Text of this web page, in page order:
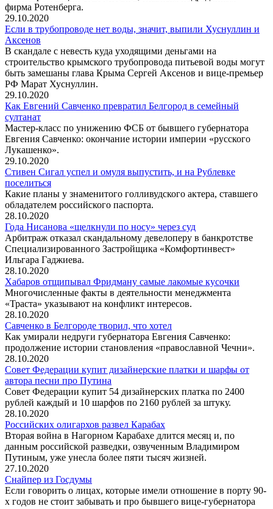
фирма Ротенберга.
29.10.2020
Если в трубопроводе нет воды, значит, выпили Хуснуллин и
Аксенов
В скандале с невесть куда уходящими деньгами на
строительство крымского трубопровода питьевой воды могут
быть замешаны глава Крыма Сергей Аксенов и вице-премьер
РФ Марат Хуснуллин.
29.10.2020
Как Евгений Савченко превратил Белгород в семейный
султанат
Мастер-класс по унижению ФСБ от бывшего губернатора
Евгения Савченко: окончание истории империи «русского
Лукашенко».
29.10.2020
Стивен Сигал успел и омуля выпустить, и на Рублевке
поселиться
Какие планы у знаменитого голливудского актера, ставшего
обладателем российского паспорта.
28.10.2020
Года Нисанова «щелкнули по носу» через суд
Арбитраж отказал скандальному девелоперу в банкротстве
Специализированного Застройщика «Комфортинвест»
Ильгара Гаджиева.
28.10.2020
Хабаров отщипывал Фридману самые лакомые кусочки
Многочисленные факты в деятельности менеджмента
«Траста» указывают на конфликт интересов.
28.10.2020
Савченко в Белгороде творил, что хотел
Как умирали недруги губернатора Евгения Савченко:
продолжение истории становления «православной Чечни».
28.10.2020
Совет Федерации купит дизайнерские платки и шарфы от
автора песни про Путина
Совет Федерации купит 54 дизайнерских платка по 2400
рублей каждый и 10 шарфов по 2160 рублей за штуку.
28.10.2020
Российских олигархов развел Карабах
Вторая война в Нагорном Карабахе длится месяц и, по
данным российской разведки, озвученным Владимиром
Путиным, уже унесла более пяти тысяч жизней.
27.10.2020
Снайпер из Госдумы
Если говорить о лицах, которые имели отношение в порту 90-
х годов не стоит забывать и про бывшего вице-губернатора